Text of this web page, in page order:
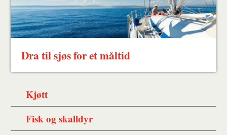
Dra til sjøs for et måltid
Kjøtt
Fisk og skalldyr